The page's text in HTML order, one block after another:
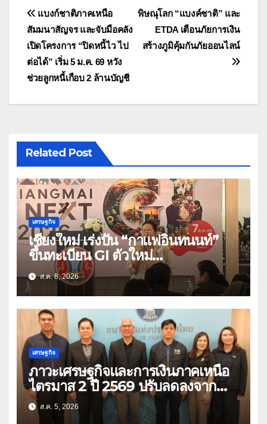
แนะแนว
เรื่อง
พิษณุโลก “แบงค์ชาติ” และ
ETDA เตือนภัยการเงิน
สร้างภูมิคุ้มกันภัยออนไลน์
แบงก์ชาติภาคเหนือ
สัมมนาสัญจร และจับมือคลัง
เปิดโครงการ “ปิดหนี้ไว ไป
ต่อได้” เริ่ม 5 ม.ค. 69 หวัง
ช่วยลูกหนี้เกือบ 2 ล้านบัญชี
Related Post
เศรษฐกิจ
เชียงใหม่ เร่งปั้น “กาแฟอินทนนท์”
ขึ้นทะเบียน GI ตัวใหม่
“CHIANGMAI GI NEXT 2026”
ติดอาวุธผู้ประกอบการ 100 ราย ดัน
สินค้าอัตลักษณ์สู่ตลาดพรีเมียม
ส.ค. 8, 2026
เศรษฐกิจ
ภาวะเศรษฐกิจและการเงินภาคเหนือ
ไตรมาส 2 ปี 2569 ปรับลดลงจาก
ราคาพลังงาน ค่าครองชีพ
ส.ค. 5, 2026